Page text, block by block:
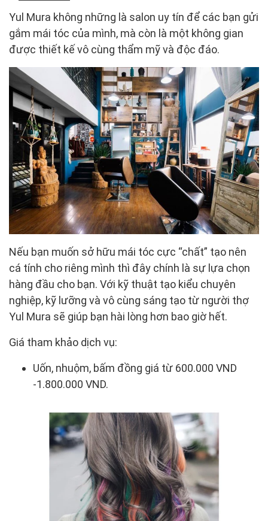
Yul Mura không những là salon uy tín để các bạn gửi
gắm mái tóc của mình, mà còn là một không gian
được thiết kế vô cùng thẩm mỹ và độc đáo.
Nếu bạn muốn sở hữu mái tóc cực “chất” tạo nên
cá tính cho riêng mình thì đây chính là sự lựa chọn
hàng đầu cho bạn. Với kỹ thuật tạo kiểu chuyên
nghiệp, kỹ lưỡng và vô cùng sáng tạo từ người thợ
Yul Mura sẽ giúp bạn hài lòng hơn bao giờ hết.
Giá tham khảo dịch vụ:
Uốn, nhuộm, bấm đồng giá từ 600.000 VND
-1.800.000 VND.